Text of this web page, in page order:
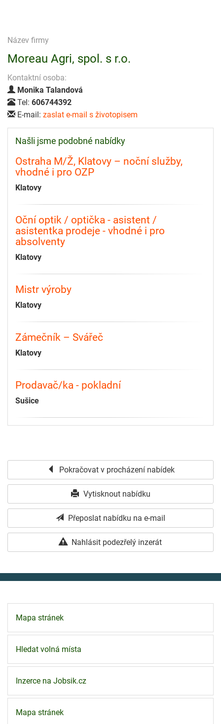
Název firmy
Moreau Agri, spol. s r.o.
Kontaktní osoba:
Monika Talandová
Tel: 606744392
E-mail: zaslat e-mail s životopisem
Našli jsme podobné nabídky
Ostraha M/Ž, Klatovy – noční služby,
vhodné i pro OZP
Klatovy
Oční optik / optička - asistent /
asistentka prodeje - vhodné i pro
absolventy
Klatovy
Mistr výroby
Klatovy
Zámečník – Svářeč
Klatovy
Prodavač/ka - pokladní
Sušice
Pokračovat v procházení nabídek
Vytisknout nabídku
Přeposlat nabídku na e-mail
Nahlásit podezřelý inzerát
Mapa stránek
Hledat volná místa
Inzerce na Jobsik.cz
Mapa stránek